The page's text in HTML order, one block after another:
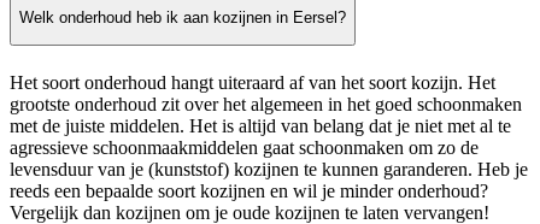
Welk onderhoud heb ik aan kozijnen in Eersel?
Het soort onderhoud hangt uiteraard af van het soort kozijn. Het
grootste onderhoud zit over het algemeen in het goed schoonmaken
met de juiste middelen. Het is altijd van belang dat je niet met al te
agressieve schoonmaakmiddelen gaat schoonmaken om zo de
levensduur van je (kunststof) kozijnen te kunnen garanderen. Heb je
reeds een bepaalde soort kozijnen en wil je minder onderhoud?
Vergelijk dan kozijnen om je oude kozijnen te laten vervangen!